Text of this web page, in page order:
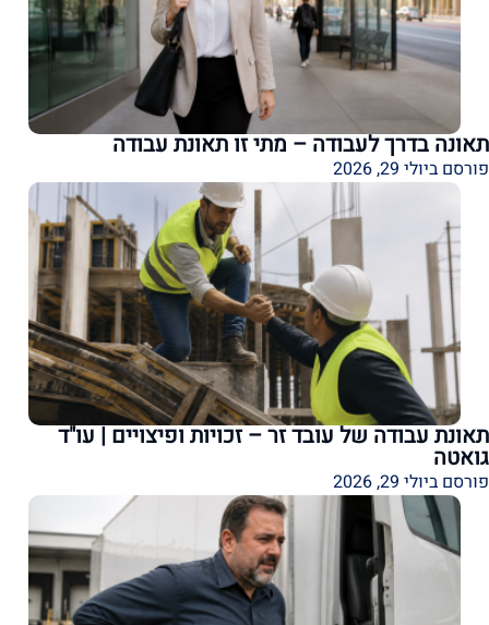
תאונה בדרך לעבודה – מתי זו תאונת עבודה
פורסם ביולי 29, 2026
תאונת עבודה של עובד זר – זכויות ופיצויים | עו"ד
גואטה
פורסם ביולי 29, 2026